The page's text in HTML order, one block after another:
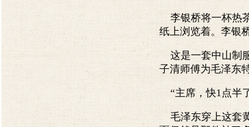
李银桥将一杯热
纸上浏览着。李银
这是一套中山制
子清师傅为毛泽东
“主席，快1点半
毛泽东穿上这套